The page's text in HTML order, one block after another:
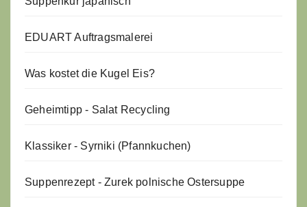
EDUART Auftragsmalerei
Was kostet die Kugel Eis?
Geheimtipp - Salat Recycling
Klassiker - Syrniki (Pfannkuchen)
Suppenrezept - Zurek polnische Ostersuppe